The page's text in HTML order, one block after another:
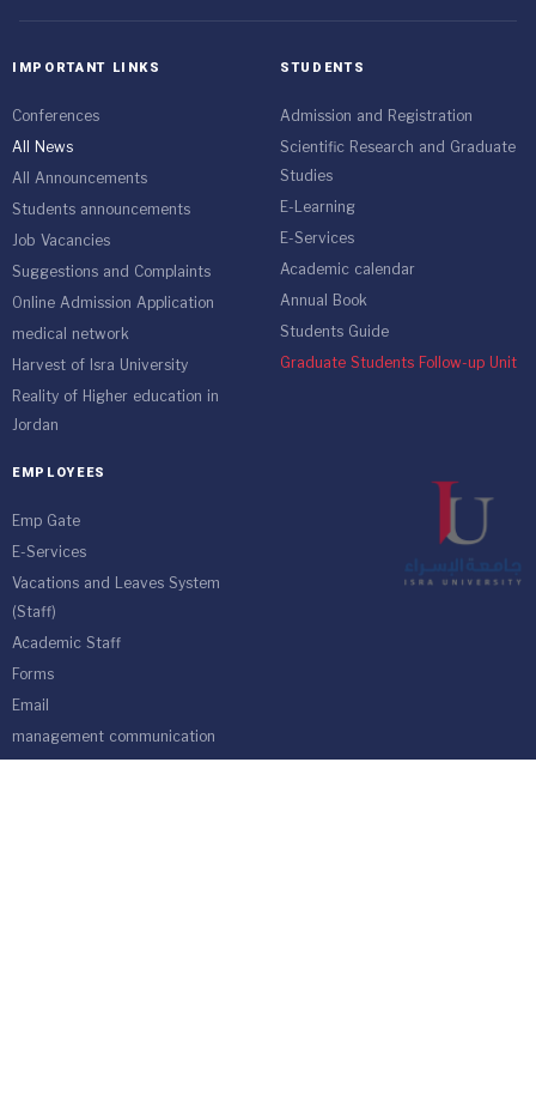
IMPORTANT LINKS
Conferences
All News
All Announcements
Students announcements
Job Vacancies
Suggestions and Complaints
Online Admission Application
medical network
Harvest of Isra University
Reality of Higher education in
Jordan
STUDENTS
Admission and Registration
Scientific Research and Graduate
Studies
E-Learning
E-Services
Academic calendar
Annual Book
Students Guide
Graduate Students Follow-up Unit
EMPLOYEES
Emp Gate
E-Services
Vacations and Leaves System
(Staff)
Academic Staff
Forms
Email
management communication
system